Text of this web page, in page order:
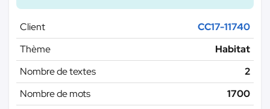
Client
CC17-11740
Thème
Habitat
Nombre de textes
2
Nombre de mots
1700